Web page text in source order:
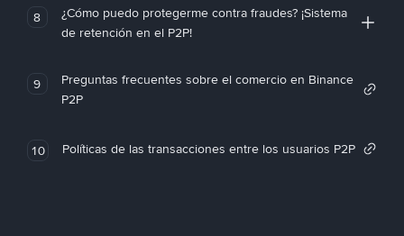
8
¿Cómo puedo protegerme contra fraudes? ¡Sistema
de retención en el P2P!
9
Preguntas frecuentes sobre el comercio en Binance
P2P
10 Políticas de las transacciones entre los usuarios P2P